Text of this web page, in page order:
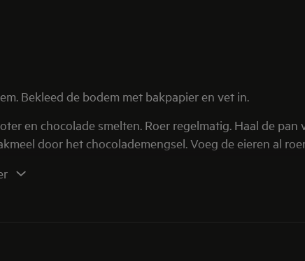
Bekleed de bodem met bakpapier en vet in.
en chocolade smelten. Roer regelmatig. Haal de pan
door het chocolademengsel. Voeg de eieren al